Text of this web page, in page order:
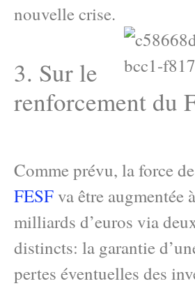
nouvelle crise.
3. Sur le
renforcement du
Comme prévu, la force
FESFva être augmentée
milliards d’euros via
distincts: la garantie
pertes éventuelles des